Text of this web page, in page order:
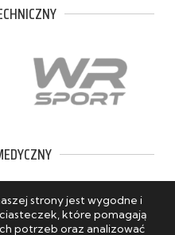
strony jest wygodne i
które pomagają
potrzeb oraz analizować